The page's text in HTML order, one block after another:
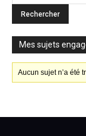
Mes sujets
Aucun sujet n’a été